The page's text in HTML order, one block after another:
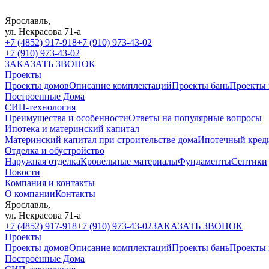
Ярославль,
ул. Некрасова 71-а
+7 (4852) 917-918+7 (910) 973-43-02
+7 (910) 973-43-02
ЗАКАЗАТЬ ЗВОНОК
Проекты
Проекты домовОписание комплектацийПроекты баньПроекты
Построенные Дома
СИП-технология
Преимущества и особенностиОтветы на популярные вопросы
Ипотека и материнский капитал
Материнский капитал при строительстве домаИпотечный
Отделка и обустройство
Наружная отделкаКровельные материалыФундаментыСептики
Новости
Компания и контакты
О компанииКонтакты
Ярославль,
ул. Некрасова 71-а
+7 (4852) 917-918+7 (910) 973-43-02ЗАКАЗАТЬ ЗВОНОК
Проекты
Проекты домовОписание комплектацийПроекты баньПроекты
Построенные Дома